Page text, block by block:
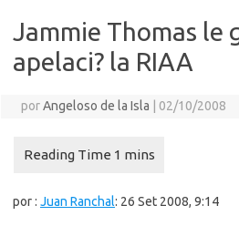
Jammie Thomas le
apelaci? la RIAA
porAngeloso de la Isla 02/10/2008
por : Juan Ranchal: 26 Set 2008, 9:14